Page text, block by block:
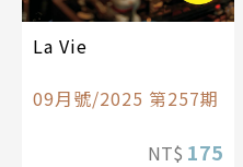
La Vie
09月號/2025 第257期
NT$ 175